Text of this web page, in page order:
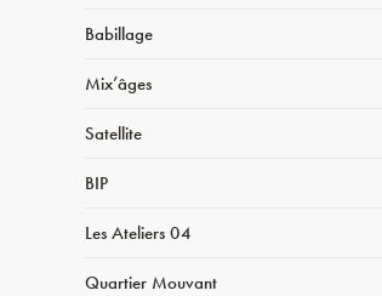
Babillage
Mix’âges
Satellite
BIP
Les Ateliers 04
Quartier Mouvant